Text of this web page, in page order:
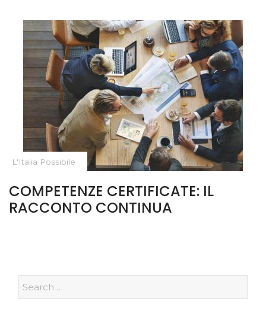
L'Italia Possibile
COMPETENZE CERTIFICATE: IL
RACCONTO CONTINUA